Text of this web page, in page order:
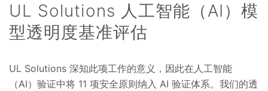
UL Solutions 人工智能（AI）模
型透明度基准评估
UL Solutions 深知此项工作的意义，因此在人工智能
（AI）验证中将 11 项安全原则纳入 AI 验证体系。我们的透